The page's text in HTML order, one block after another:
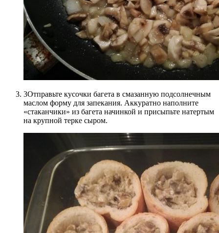
3Отправьте кусочки багета в смазанную подсолнечным
маслом форму для запекания. Аккуратно наполните
«стаканчики» из багета начинкой и присыпьте натертым
на крупной терке сыром.